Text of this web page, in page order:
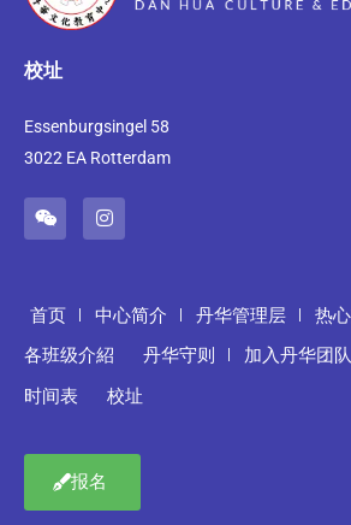
校址
Essenburgsingel 58
3022 EA Rotterdam
首页 中心简介 丹华管理层
热
各班级介紹
丹华守则 加入丹华团队
时间表
校址
报名